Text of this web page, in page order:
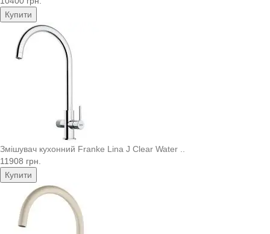
Купити
Змішувач кухонний Franke Lina J Clear Water ..
11908 грн.
Купити